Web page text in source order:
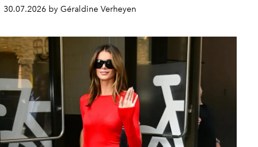
30.07.2026 by Géraldine Verheyen